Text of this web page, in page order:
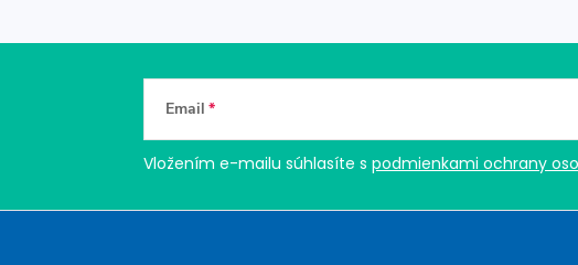
Email
Vložením e-mailu súhlasíte s podmienkami ochrany